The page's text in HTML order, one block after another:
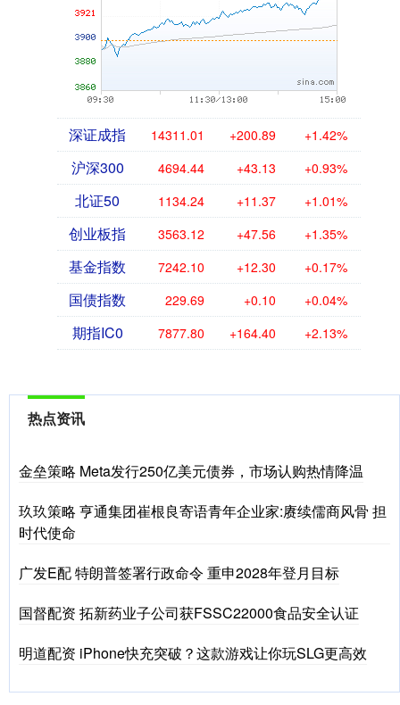
深证成指 14311.01 +200.89 +1.42%
沪深300 4694.44 +43.13 +0.93%
北证50 1134.24 +11.37 +1.01%
创业板指 3563.12 +47.56 +1.35%
基金指数 7242.10 +12.30 +0.17%
国债指数 229.69 +0.10 +0.04%
期指IC0 7877.80 +164.40 +2.13%
热点资讯
金垒策略 Meta发行250亿美元债券，市场认购热情降温
玖玖策略 亨通集团崔根良寄语青年企业家:赓续儒商风骨 担
时代使命
广发E配 特朗普签署行政命令 重申2028年登月目标
国督配资 拓新药业子公司获FSSC22000食品安全认证
明道配资 iPhone快充突破？这款游戏让你玩SLG更高效